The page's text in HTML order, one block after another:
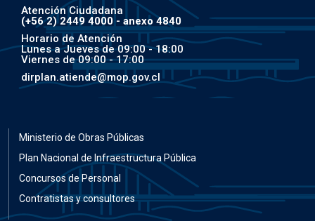
Atención Ciudadana
(+56 2) 2449 4000 - anexo 4840
Horario de Atención
Lunes a Jueves de 09:00 - 18:00
Viernes de 09:00 - 17:00
dirplan.atiende@mop.gov.cl
Ministerio de Obras Públicas
Plan Nacional de Infraestructura Pública
Concursos de Personal
Contratistas y consultores